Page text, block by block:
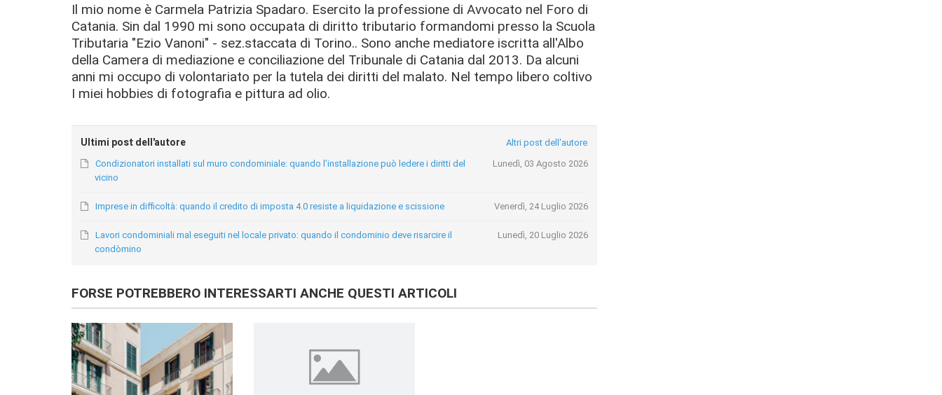
Il mio nome è Carmela Patrizia Spadaro. Esercito la professione di Avvocato nel Foro di
Catania. Sin dal 1990 mi sono occupata di diritto tributario formandomi presso la Scuola
Tributaria "Ezio Vanoni" - sez.staccata di Torino.. Sono anche mediatore iscritta all'Albo
della Camera di mediazione e conciliazione del Tribunale di Catania dal 2013. Da alcuni
anni mi occupo di volontariato per la tutela dei diritti del malato. Nel tempo libero coltivo
I miei hobbies di fotografia e pittura ad olio.
Ultimi post dell'autore
Altri post dell'autore
Lunedì, 03 Agosto 2026
Condizionatori installati sul muro condominiale: quando l’installazione può ledere i diritti del
vicino
Venerdì, 24 Luglio 2026
Imprese in difficoltà: quando il credito di imposta 4.0 resiste a liquidazione e scissione
Lunedì, 20 Luglio 2026
Lavori condominiali mal eseguiti nel locale privato: quando il condominio deve risarcire il
condòmino
FORSE POTREBBERO INTERESSARTI ANCHE QUESTI ARTICOLI